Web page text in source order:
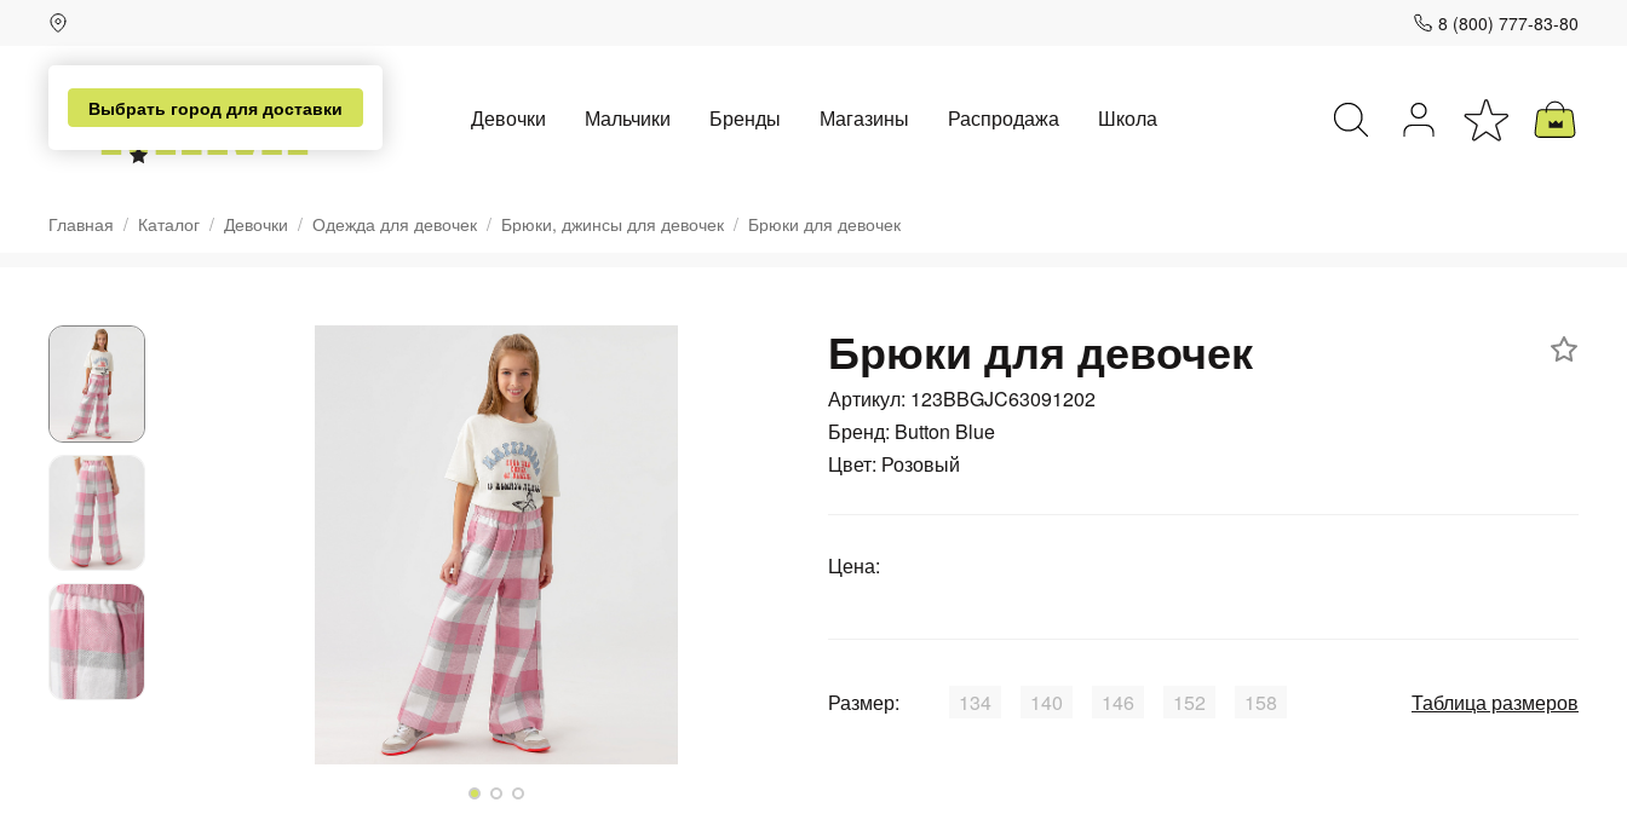
Выбрать город для доставки
8 (800) 777-83-80
Девочки Мальчики Бренды Магазины Распродажа Школа
Главная Каталог Девочки Одежда для девочек Брюки, джинсы для девочек Брюки для девочек
Брюки для девочек
Артикул: 123BBGJC63091202
Бренд: Button Blue
Цвет: Розовый
Цена:
Размер: 134 140 146 152 158 Таблица размеров
Разбейте
на части без переплат